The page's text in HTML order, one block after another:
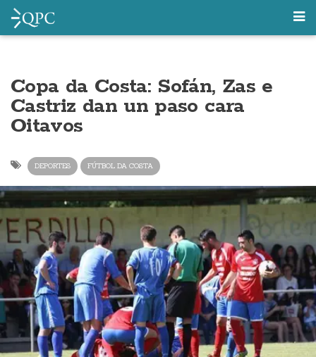
Copa da Costa: Sofán, Zas e
Castriz dan un paso cara
Oitavos
DEPORTES FÚTBOL DA COSTA